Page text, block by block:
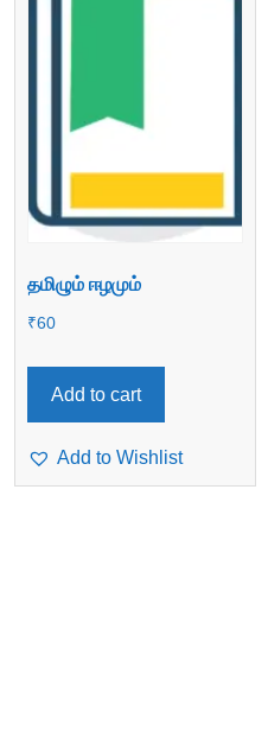
தமிழும் ஈழமும்
₹60
Add to cart
Add to Wishlist